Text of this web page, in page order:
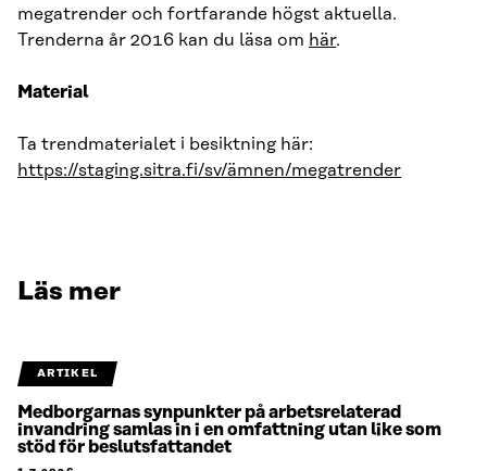
megatrender och fortfarande högst aktuella.
Trenderna år 2016 kan du läsa om här.
Material
Ta trendmaterialet i besiktning här:
https://staging.sitra.fi/sv/ämnen/megatrender
Läs mer
ARTIKEL
Medborgarnas synpunkter på arbetsrelaterad
invandring samlas in i en omfattning utan like som
stöd för beslutsfattandet